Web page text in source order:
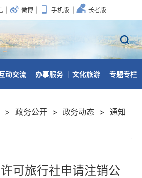
微博 手机版 长者版
动交流 办事服务 文化旅游 专题专栏
> 政务公开 > 政务动态 > 通知
可旅行社申请注销公